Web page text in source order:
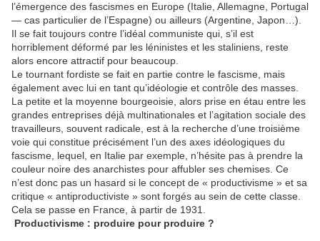
l’émergence des fascismes en Europe (Italie, Allemagne, Portugal
— cas particulier de l’Espagne) ou ailleurs (Argentine, Japon…).
Il se fait toujours contre l’idéal communiste qui, s’il est
horriblement déformé par les léninistes et les staliniens, reste
alors encore attractif pour beaucoup.
Le tournant fordiste se fait en partie contre le fascisme, mais
également avec lui en tant qu’idéologie et contrôle des masses.
La petite et la moyenne bourgeoisie, alors prise en étau entre les
grandes entreprises déjà multinationales et l’agitation sociale des
travailleurs, souvent radicale, est à la recherche d’une troisième
voie qui constitue précisément l’un des axes idéologiques du
fascisme, lequel, en Italie par exemple, n’hésite pas à prendre la
couleur noire des anarchistes pour affubler ses chemises. Ce
n’est donc pas un hasard si le concept de « productivisme » et sa
critique « antiproductiviste » sont forgés au sein de cette classe.
Cela se passe en France, à partir de 1931.
Productivisme : produire pour produire ?